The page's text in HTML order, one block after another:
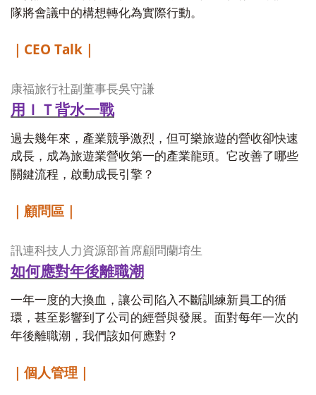
隊將會議中的構想轉化為實際行動。
CEO Talk
康福旅行社副董事長吳守謙
用ＩＴ背水一戰
過去幾年來，產業競爭激烈，但可樂旅遊的營收卻快速
成長，成為旅遊業營收第一的產業龍頭。它改善了哪些
關鍵流程，啟動成長引擎？
｜顧問區｜
訊連科技人力資源部首席顧問蘭堉生
如何應對年後離職潮
一年一度的大換血，讓公司陷入不斷訓練新員工的循
環，甚至影響到了公司的經營與發展。面對每年一次的
年後離職潮，我們該如何應對？
｜個人管理｜